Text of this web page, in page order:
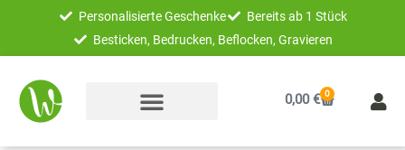
springen
Personalisierte Geschenke
Bereits ab 1 Stück
Besticken, Bedrucken, Beflocken, Gravieren
0,00€ 0
Warenkorb